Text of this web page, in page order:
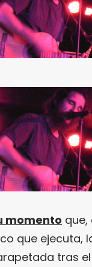
momento
que ejecuta,
tras